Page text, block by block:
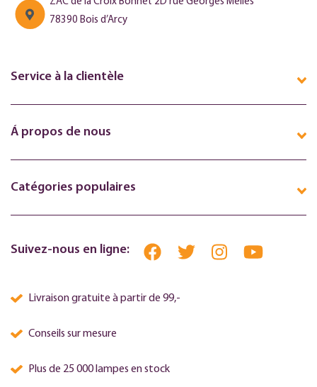
78390 Bois d’Arcy
Service à la clientèle
Á propos de nous
Catégories populaires
Suivez-nous en ligne:
Livraison gratuite à partir de 99,-
Conseils sur mesure
Plus de 25 000 lampes en stock